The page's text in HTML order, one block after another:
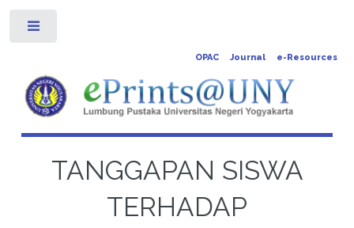
OPAC Journal e-Resources
TANGGAPAN SISWA
TERHADAP